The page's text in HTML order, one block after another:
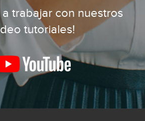
a trabajar con nuestros
tutoriales!